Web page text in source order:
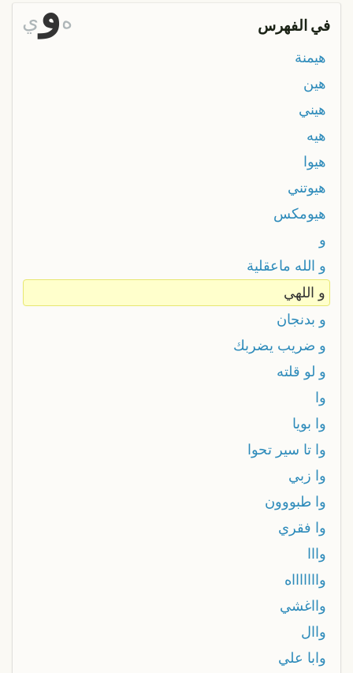
في الفهرس هو ي
هيمنة
هين
هيني
هيه
هيوا
هيوتني
هيومكس
و
و الله ماعقلية
و اللهي
و بدنجان
و ضريب يضربك
و لو قلته
وا
وا بويا
وا تا سير تحوا
وا زبي
وا طبووون
وا فقري
وااا
واااااااه
وااغشي
واال
وابا علي